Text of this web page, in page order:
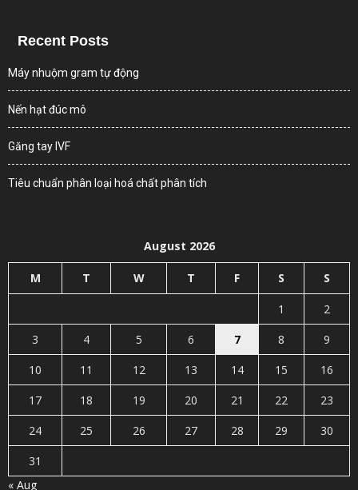
Recent Posts
Máy nhuộm gram tự động
Nến hạt đúc mô
Găng tay IVF
Tiêu chuẩn phân loại hoá chất phân tích
August 2026
M T W T F S S
1
2
3
4 5 6 7 8
9
10
11 12 13 14 15
16
17
18 19 20 21 22
23
24
25 26 27 28 29
30
31
« Aug